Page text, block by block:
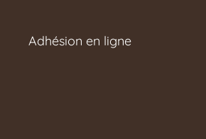
Adhésion en ligne